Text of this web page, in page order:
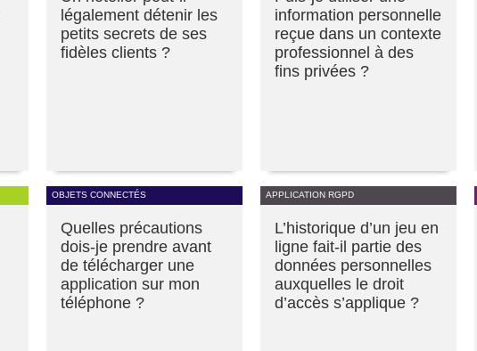
légalement détenir les
petits secrets de ses
fidèles clients ?
information personnelle
reçue dans un contexte
professionnel à des
fins privées ?
OBJETS CONNECTÉS
Quelles précautions
dois-je prendre avant
de télécharger une
application sur mon
téléphone ?
APPLICATION RGPD
L’historique d’un jeu en
ligne fait-il partie des
données personnelles
auxquelles le droit
d’accès s’applique ?